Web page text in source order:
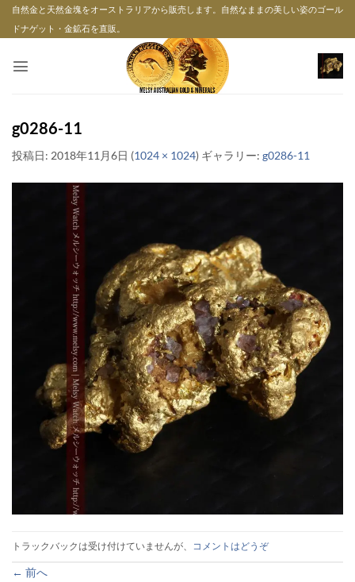
Skip自然金と天然金塊をオーストラリアから販売します。自然なままの美しい姿のゴール
ドナゲット・金鉱石を直販。
g0286-11
投稿日: 2018年11月6日 (1024 × 1024) ギャラリー: g0286-11
トラックバックは受け付けていませんが、 コメントはどうぞ
← 前へ